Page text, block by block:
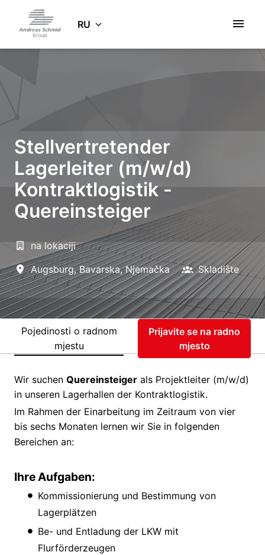
springenStartseite RU
Stellvertretender
Lagerleiter (m/w/d)
Kontraktlogistik -
Quereinsteiger
na lokaciji
Augsburg, Bavarska, Njemačka Skladište
Pojedinosti o radnom
mjestu
Prijavite se na radno
mjesto
Wir suchen Quereinsteiger als Projektleiter (m/w/d)
in unseren Lagerhallen der Kontraktlogistik.
Im Rahmen der Einarbeitung im Zeitraum von vier
bis sechs Monaten lernen wir Sie in folgenden
Bereichen an:
Ihre Aufgaben:
Kommissionierung und Bestimmung von
Lagerplätzen
Be- und Entladung der LKW mit
Flurförderzeugen